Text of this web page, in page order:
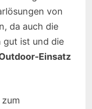
von
da auch die
gut ist und die
Einsatz
zum